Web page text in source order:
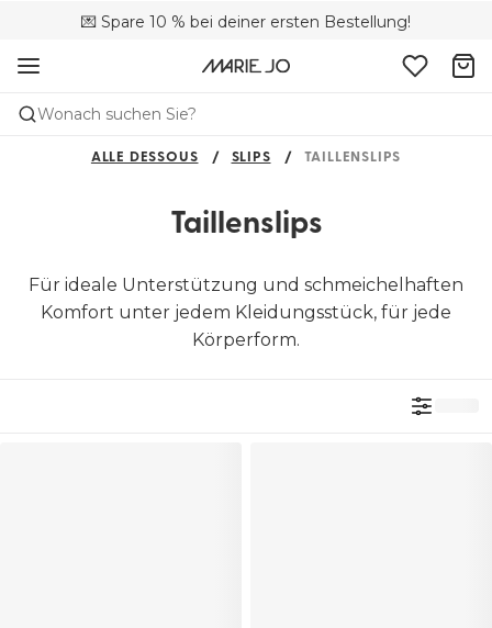
💌 Spare 10 % bei deiner ersten Bestellung!
🚚 Kostenloser Versand bei Bestellungen über 90 €
📦 Kostenlose Rücksendungen
Wonach suchen Sie?
ALLE DESSOUS SLIPS TAILLENSLIPS
Taillenslips
Für ideale Unterstützung und schmeichelhaften
Komfort unter jedem Kleidungsstück, für jede
Körperform.